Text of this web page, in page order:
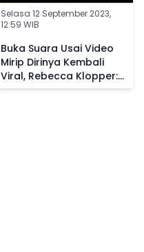
Selasa 12 September 2023,
12:59 WIB
Buka Suara Usai Video
Mirip Dirinya Kembali
Viral, Rebecca Klopper:
Allah Tidak Tidur